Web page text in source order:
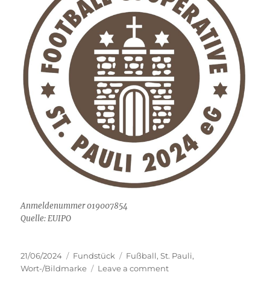
Anmeldenummer 019007854
Quelle: EUIPO
Posted
on
21/06/2024 Categories
Fundstück Tags
Fußball,St. Pauli,
Wort-/Bildmarke
Leave a commenton